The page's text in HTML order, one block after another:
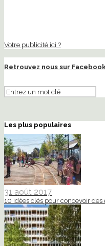
Votre publicité ici ?
Retrouvez nous sur Facebook
Les plus populaires
31 août 2017
10 idées clés pour concevoir